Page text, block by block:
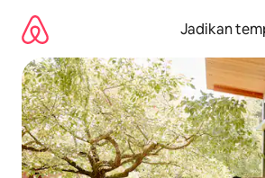
langsung
lihat
konten
Jadikan